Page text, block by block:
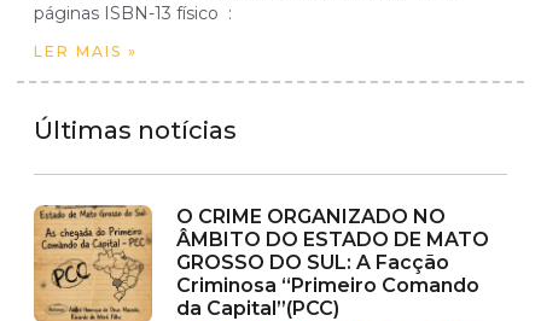
páginas ISBN-13 físico ‏ : ‎
LER MAIS »
Últimas notícias
O CRIME ORGANIZADO NO
ÂMBITO DO ESTADO DE MATO
GROSSO DO SUL: A Facção
Criminosa “Primeiro Comando
da Capital”(PCC)